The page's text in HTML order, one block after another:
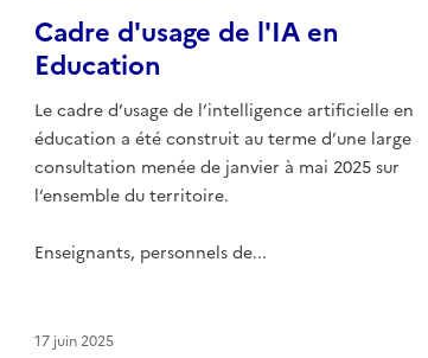
Cadre d'usage de l'IA en
Education
Le cadre d’usage de l’intelligence artificielle en
éducation a été construit au terme d’une large
consultation menée de janvier à mai 2025 sur
l’ensemble du territoire.
Enseignants, personnels de...
17 juin 2025